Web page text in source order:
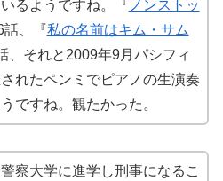
るようですね。『 ノンストッ
話、『私の名前はキム・サム
、それと2009年9月パシフィ
れたペンミでピアノの生演奏
ですね。観たかった。
察大学に進学し刑事になるこ